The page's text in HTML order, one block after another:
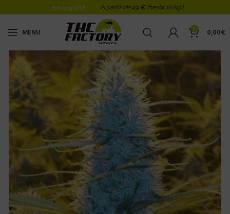
Envio gratis! A partir de 49 € (hasta 10 kg )
MENU 0 0,00€